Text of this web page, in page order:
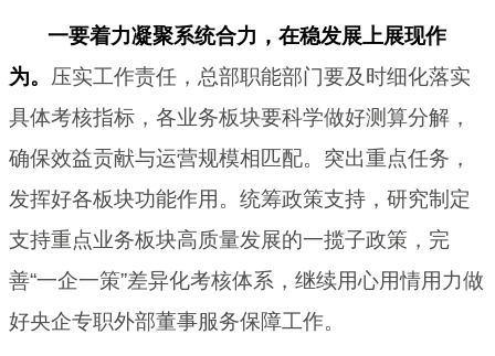
一要着力凝聚系统合力，在稳发展上展现作
为。 压实工作责任，总部职能部门要及时细化落实
具体考核指标，各业务板块要科学做好测算分解，
确保效益贡献与运营规模相匹配。突出重点任务，
发挥好各板块功能作用。统筹政策支持，研究制定
支持重点业务板块高质量发展的一揽子政策，完
善“一企一策”差异化考核体系，继续用心用情用力做
好央企专职外部董事服务保障工作。